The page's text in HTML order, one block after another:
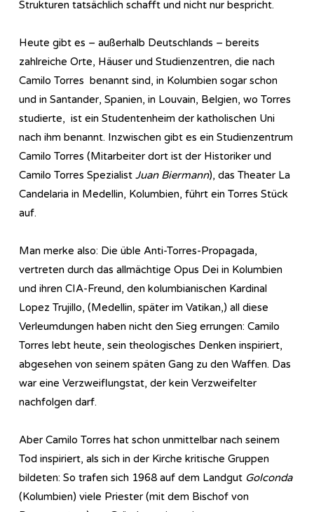
Strukturen tatsächlich schafft und nicht nur bespricht.
Heute gibt es – außerhalb Deutschlands – bereits
zahlreiche Orte, Häuser und Studienzentren, die nach
Camilo Torres benannt sind, in Kolumbien sogar schon
und in Santander, Spanien, in Louvain, Belgien, wo Torres
studierte, ist ein Studentenheim der katholischen Uni
nach ihm benannt. Inzwischen gibt es ein Studienzentrum
Camilo Torres (Mitarbeiter dort ist der Historiker und
Camilo Torres Spezialist Juan Biermann), das Theater La
Candelaria in Medellin, Kolumbien, führt ein Torres Stück
auf.
Man merke also: Die üble Anti-Torres-Propagada,
vertreten durch das allmächtige Opus Dei in Kolumbien
und ihren CIA-Freund, den kolumbianischen Kardinal
Lopez Trujillo, (Medellin, später im Vatikan,) all diese
Verleumdungen haben nicht den Sieg errungen: Camilo
Torres lebt heute, sein theologisches Denken inspiriert,
abgesehen von seinem späten Gang zu den Waffen. Das
war eine Verzweiflungstat, der kein Verzweifelter
nachfolgen darf.
Aber Camilo Torres hat schon unmittelbar nach seinem
Tod inspiriert, als sich in der Kirche kritische Gruppen
bildeten: So trafen sich 1968 auf dem Landgut Golconda
(Kolumbien) viele Priester (mit dem Bischof von